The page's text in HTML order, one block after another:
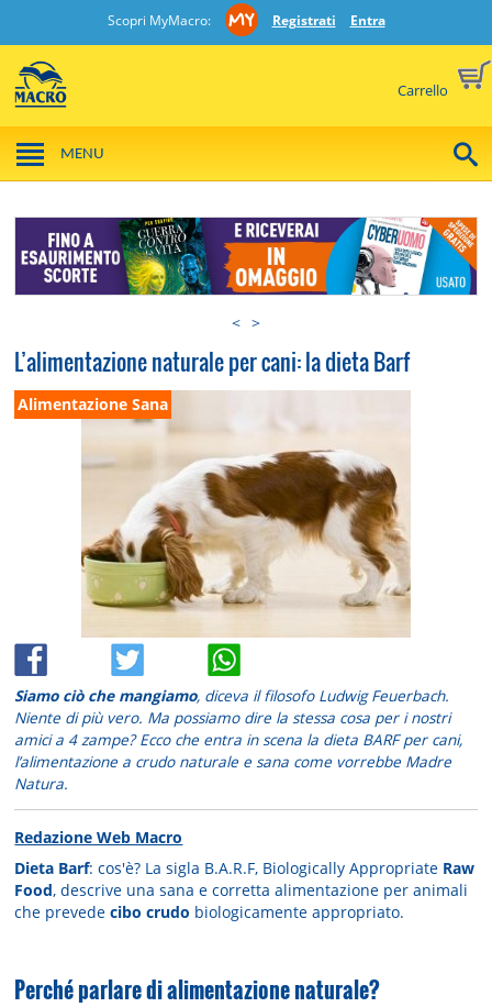
Scopri MyMacro: Registrati Entra
Carrello
MENU
< >
L’alimentazione naturale per cani: la dieta Barf
Alimentazione Sana
Siamo ciò che mangiamo, diceva il filosofo Ludwig Feuerbach.
Niente di più vero. Ma possiamo dire la stessa cosa per i nostri
amici a 4 zampe? Ecco che entra in scena la dieta BARF per cani,
l’alimentazione a crudo naturale e sana come vorrebbe Madre
Natura.
Redazione Web Macro
Dieta Barf: cos'è? La sigla B.A.R.F, Biologically Appropriate Raw
Food, descrive una sana e corretta alimentazione per animali
che prevedecibo crudo biologicamente appropriato.
Perché parlare di alimentazione naturale?